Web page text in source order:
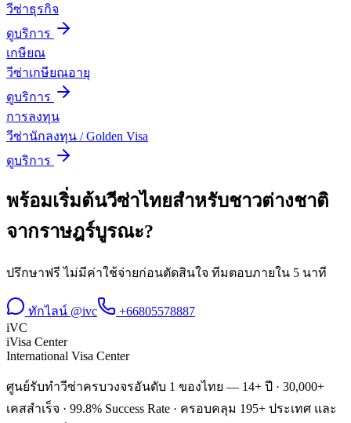
วีซ่าธุรกิจ
ดูบริการ
เกษียณ
วีซ่าเกษียณอายุ
ดูบริการ
การลงทุน
วีซ่านักลงทุน / Golden Visa
ดูบริการ
พร้อมเริ่มต้นวีซ่าไทยสำหรับชาวต่างชาติ
จากราษฎร์บูรณะ?
ปรึกษาฟรี ไม่มีค่าใช้จ่ายก่อนตัดสินใจ ทีมตอบภายใน 5 นาที
ทักไลน์ @ivc
+66805578887
iVC
iVisa Center
International Visa Center
ศูนย์รับทำวีซ่าครบวงจรอันดับ 1 ของไทย — 14+ ปี · 30,000+
เคสสำเร็จ · 99.8% Success Rate · ครอบคลุม 195+ ประเทศ และ